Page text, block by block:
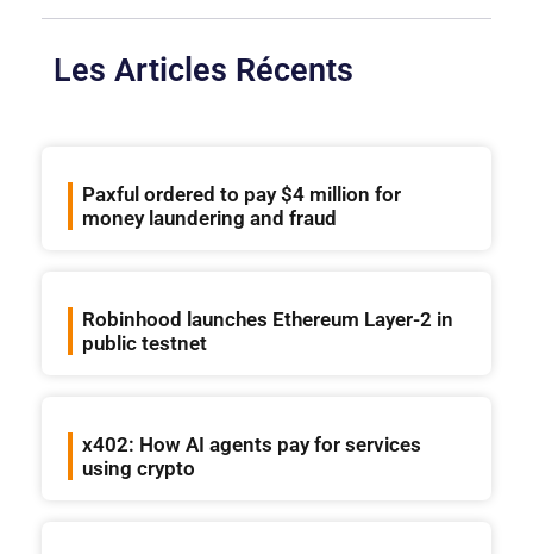
Les Articles Récents
Paxful ordered to pay $4 million for
money laundering and fraud
Robinhood launches Ethereum Layer-2 in
public testnet
x402: How AI agents pay for services
using crypto